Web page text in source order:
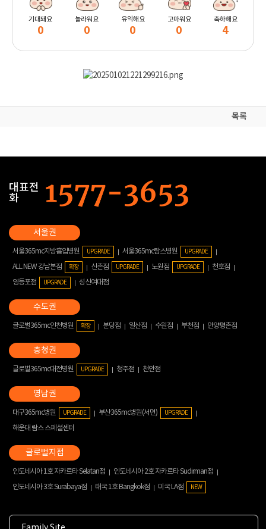
기대돼요
0
놀라워요
0
유익해요
0
고마워요
0
축하해요
4
목록
대표전
화
서울365mc지방흡입병원 UPGRADE 서울365mc람스병원 UPGRADE
ALL NEW 강남본점 확장 신촌점 UPGRADE 노원점 UPGRADE
천호점
영등포점
UPGRADE 성신여대점
글로벌365mc인천병원 확장 분당점 일산점 수원점 부천점 안양평촌점
글로벌365mc대전병원 UPGRADE 청주점 천안점
대구365mc병원 UPGRADE 부산365mc병원(서면) UPGRADE
해운대 람스 스페셜센터
인도네시아 1호 자카르타 Selatan점
인도네시아 2호 자카르타 Sudirman점
인도네시아 3호 Surabaya점
태국 1호 Bangkok점 미국 LA점 NEW